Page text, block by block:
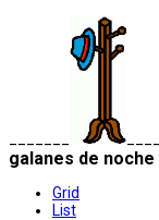
galanes de noche
Grid
List